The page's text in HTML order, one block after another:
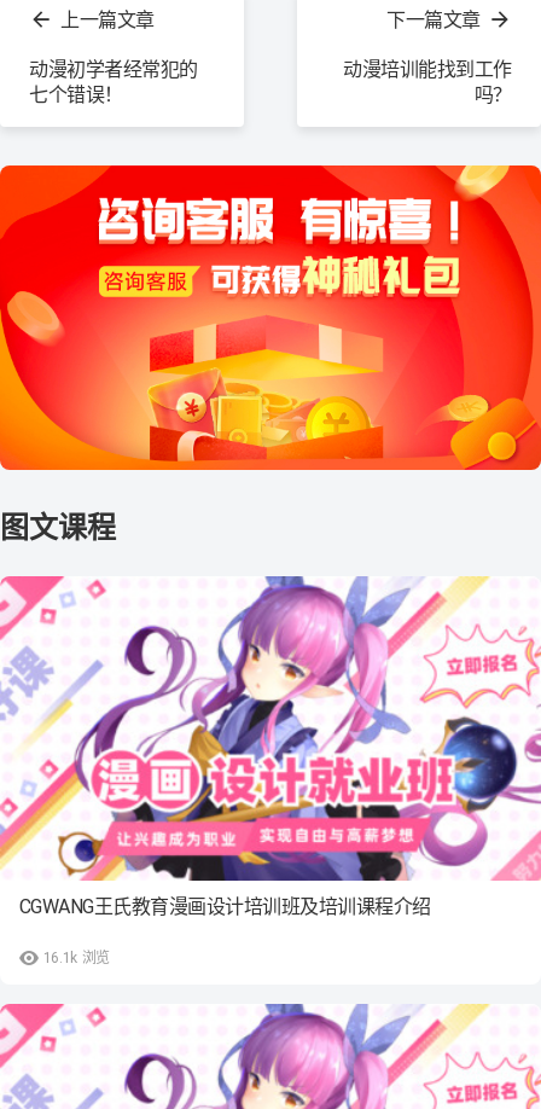
上一篇文章
动漫初学者经常犯的
七个错误！
下一篇文章
动漫培训能找到工作
吗？
16.1k 浏览
CGWANG王氏教育漫画设计培训班及培训课程介绍